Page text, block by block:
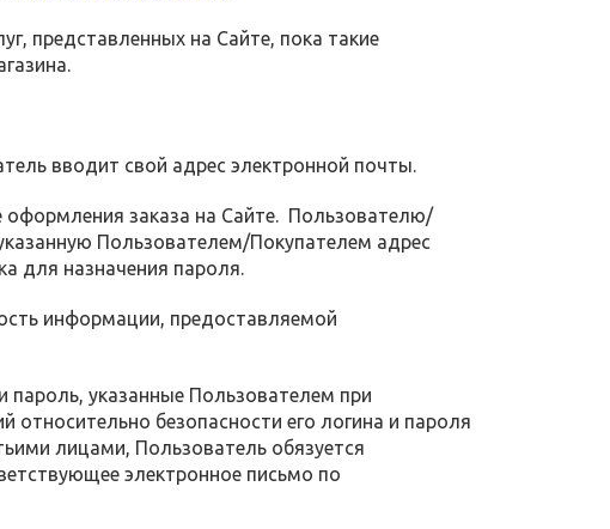
представленных на Сайте, пока такие
вводит свой адрес электронной почты.
оформления заказа на Сайте. Пользователю/
Пользователем/Покупателем адрес
для назначения пароля.
информации, предоставляемой
пароль, указанные Пользователем при
относительно безопасности его логина и пароля
лицами, Пользователь обязуется
электронное письмо по